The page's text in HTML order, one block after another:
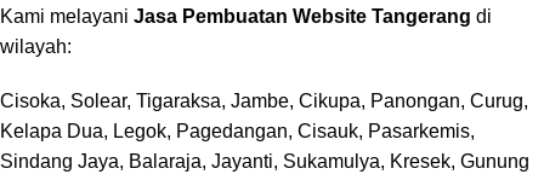
Kami melayani Jasa Pembuatan Website Tangerang di
wilayah:
Cisoka, Solear, Tigaraksa, Jambe, Cikupa, Panongan, Curug,
Kelapa Dua, Legok, Pagedangan, Cisauk, Pasarkemis,
Sindang Jaya, Balaraja, Jayanti, Sukamulya, Kresek, Gunung